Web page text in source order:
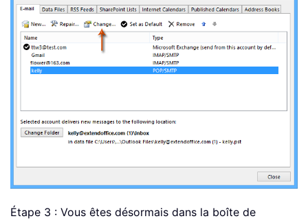
Étape 3 : Vous êtes désormais dans la boîte de